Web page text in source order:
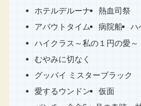
ホテルデルーナ 熱血司祭
アバウトタイム 病院船 ハ
ハイクラス～私の１円の愛
むやみに切なく
グッバイ ミスターブラック
愛するウンドン 仮面